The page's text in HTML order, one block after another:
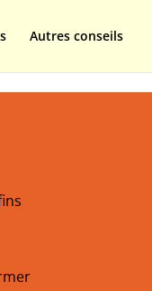
Autres conseils